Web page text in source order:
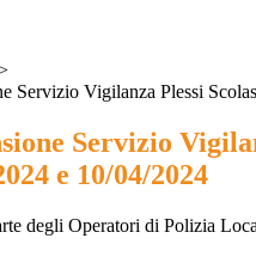
Servizio Vigilanza Plessi
Servizio
e 10/04/2024
degli Operatori di Polizia